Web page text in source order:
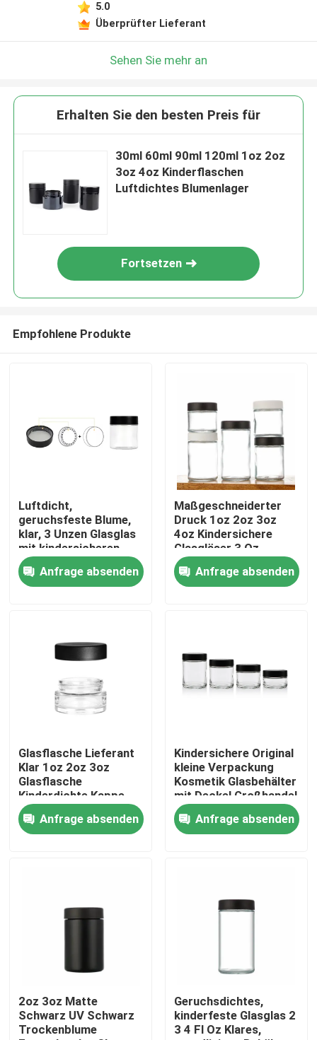
Über uns
Fabrik-Ausflug
Glaskonzentrat-Gläser
5.0
Überprüfter Lieferant
Sehen Sie mehr an
Erhalten Sie den besten Preis für
30ml 60ml 90ml 120ml 1oz 2oz
3oz 4oz Kinderflaschen
Luftdichtes Blumenlager
Fortsetzen
Empfohlene Produkte
Luftdicht,
geruchsfeste Blume,
klar, 3 Unzen Glasglas
mit kindersicheren
Deckel, weißer, flacher
Deckel, glattes,
benutzerdefiniertes
Anfrage absenden
Maßgeschneiderter
Druck 1oz 2oz 3oz
4oz Kindersichere
Glasgläser 3 Oz
Glasgläser
Geradseitiges Glas
Kinderdichte Kappe Cr
Anfrage absenden
Glasflasche Lieferant
Klar 1oz 2oz 3oz
Glasflasche
Kinderdichte Kappe
Lufttett Geruchsfeste
Behälter
Anfrage absenden
Kindersichere Original
kleine Verpackung
Kosmetik Glasbehälter
mit Deckel Großhandel
Anfrage absenden
2oz 3oz Matte
Schwarz UV Schwarz
Trockenblume
Geruchsdichtes,
kinderfeste Glasglas 2
3 4 Fl Oz Klares,